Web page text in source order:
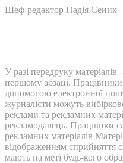
Шеф-редактор Надія Сеник
У разі передруку
першому абзаці. Працівники
допомогою електронної
журналісти можуть
реклами та рекламних
рекламодавець. Працівнки
рекламних матеріалів
відображенням сприйняття
мають на меті будь-кого